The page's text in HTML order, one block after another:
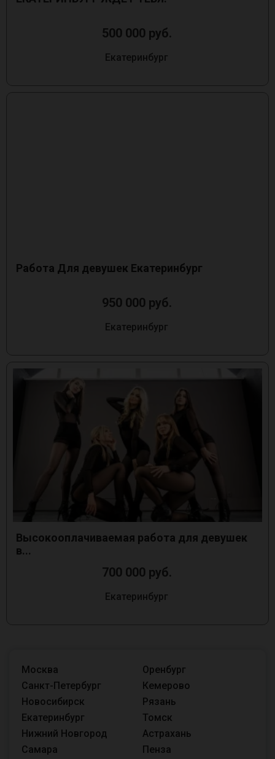
500 000 руб.
Екатеринбург
Работа Для девушек Екатеринбург
950 000 руб.
Екатеринбург
Высокооплачиваемая работа для девушек
в...
700 000 руб.
Екатеринбург
Москва
Санкт-Петербург
Новосибирск
Екатеринбург
Нижний Новгород
Самара
Оренбург
Кемерово
Рязань
Томск
Астрахань
Пенза